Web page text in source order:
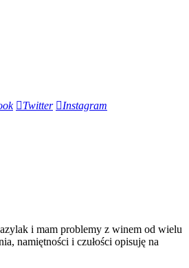
Twitter Instagram
i mam problemy z winem od wielu
namiętności i czułości opisuję na